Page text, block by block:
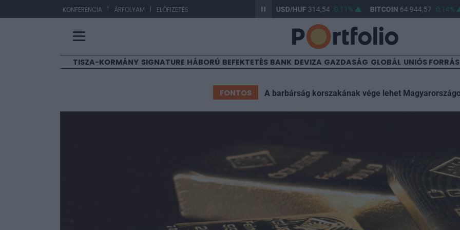
KONFERENCIA | ÁRFOLYAM | ELŐFIZETÉS
EUR/HUF USD/HUF314,54 0,11% BITCOIN64 944,57 0,14%
TISZA-KORMÁNY SIGNATURE HÁBORÚ BEFEKTETÉS BANK DEVIZA GAZDASÁG GLOBÁL UNIÓS
FONTOS A barbárság korszakának vége lehet